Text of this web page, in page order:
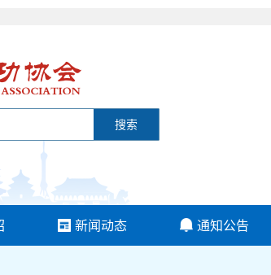
搜索
新闻动态 通知公告